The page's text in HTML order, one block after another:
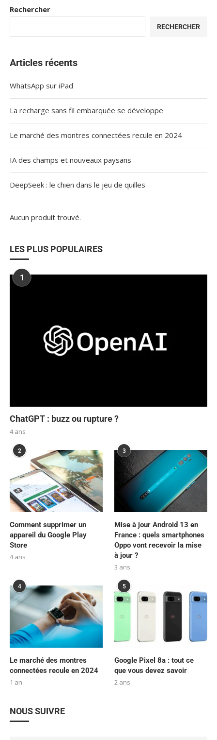
Rechercher
RECHERCHER
Articles récents
WhatsApp sur iPad
La recharge sans fil embarquée se développe
Le marché des montres connectées recule en 2024
IA des champs et nouveaux paysans
DeepSeek : le chien dans le jeu de quilles
Aucun produit trouvé.
LES PLUS POPULAIRES
1
ChatGPT : buzz ou rupture ?
4 ans
2
Comment supprimer un
appareil du Google Play
Store
4 ans
3
Mise à jour Android 13 en
France : quels smartphones
Oppo vont recevoir la mise
à jour ?
3 ans
4
Le marché des montres
connectées recule en 2024
1 an
5
Google Pixel 8a : tout ce
que vous devez savoir
2 ans
NOUS SUIVRE